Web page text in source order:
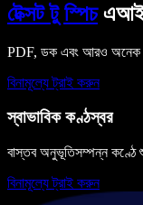
টেক্সট টু স্পিচএআই,
PDF, ডক এবং আরও অনেক
বিনামূল্যে ট্রাই করুন
স্বাভাবিক কণ্ঠস্বর
বাস্তব অনুভূতিসম্পন্ন কণ্ঠে
বিনামূল্যে ট্রাই করুন